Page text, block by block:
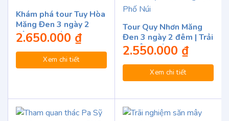
Khám phá tour Tuy Hòa
Măng Đen 3 ngày 2
đêm trọn gói
2.650.000 ₫
Xem chi tiết
Tour Quy Nhơn Măng
Đen 3 ngày 2 đêm | Trải
nghiệm mới lạ
2.550.000 ₫
Xem chi tiết